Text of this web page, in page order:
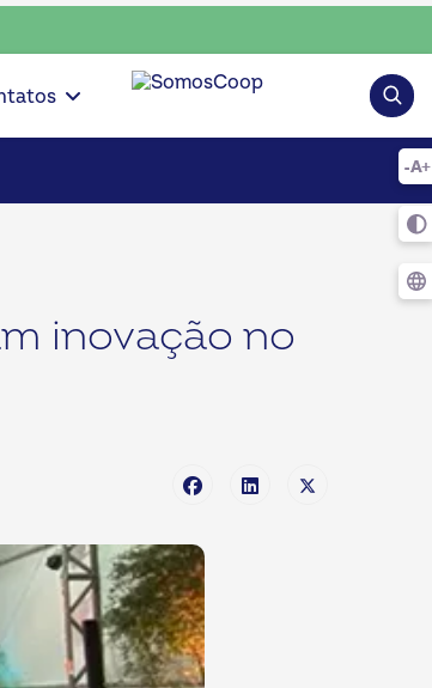
escolha o coop • escolha consciente,
inovação no